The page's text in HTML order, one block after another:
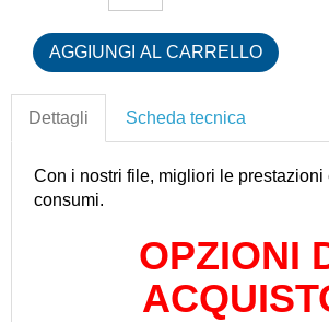
Dettagli Scheda tecnica
Con i nostri file, migliori le prestazioni
consumi.
OPZIONI